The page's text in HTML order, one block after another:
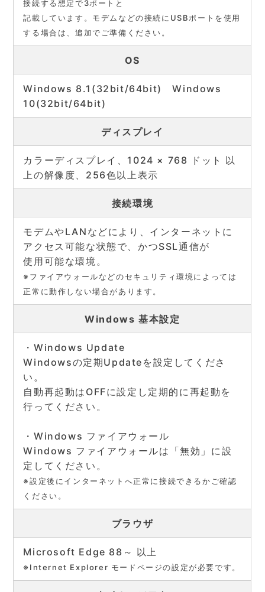
接続する想定で3ポートと
記載しています。モデムなどの接続にUSBポートを使用
する場合は、追加でご準備ください。
OS
Windows 8.1(32bit/64bit) Windows
10(32bit/64bit)
ディスプレイ
カラーディスプレイ、1024 × 768 ドット 以
上の解像度、256色以上表示
接続環境
モデムやLANなどにより、インターネットに
アクセス可能な状態で、かつSSL通信が
使用可能な環境。
※ファイアウォールなどのセキュリティ環境によっては
正常に動作しない場合があります。
Windows 基本設定
・Windows Update
Windowsの定期Updateを設定してくださ
い。
自動再起動はOFFに設定し定期的に再起動を
行ってください。
・Windows ファイアウォール
Windows ファイアウォールは「無効」に設
定してください。
※設定後にインターネットへ正常に接続できるかご確認
ください。
ブラウザ
Microsoft Edge 88～ 以上
※Internet Explorer モードページの設定が必要です。